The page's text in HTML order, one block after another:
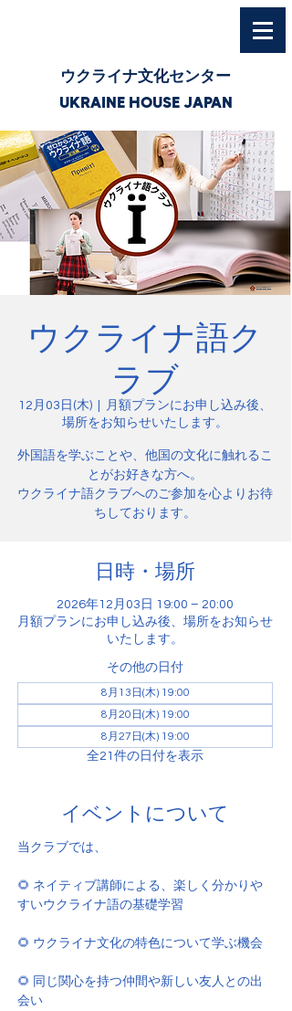
ウクライナ文化センター
UKRAINE HOUSE JAPAN
ウクライナ語ク
ラブ
12月03日(木)
月額プランにお申し込み後、
場所をお知らせいたします。
外国語を学ぶことや、他国の文化に触れるこ
とがお好きな方へ。
ウクライナ語クラブへのご参加を心よりお待
ちしております。
日時・場所
2026年12月03日 19:00 – 20:00
月額プランにお申し込み後、場所をお知らせ
いたします。
その他の日付
8月13日(木) 19:00
8月20日(木) 19:00
8月27日(木) 19:00
全21件の日付を表示
イベントについて
当クラブでは、
🌻 ネイティブ講師による、楽しく分かりや
すいウクライナ語の基礎学習
🌻 ウクライナ文化の特色について学ぶ機会
🌻 同じ関心を持つ仲間や新しい友人との出
会い